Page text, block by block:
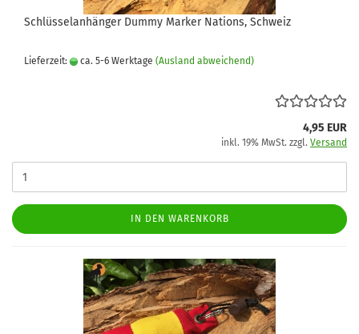
Schlüsselanhänger Dummy Marker Nations, Schweiz
Lieferzeit: ca. 5-6 Werktage (Ausland abweichend)
4,95 EUR
inkl. 19% MwSt. zzgl. Versand
IN DEN WARENKORB